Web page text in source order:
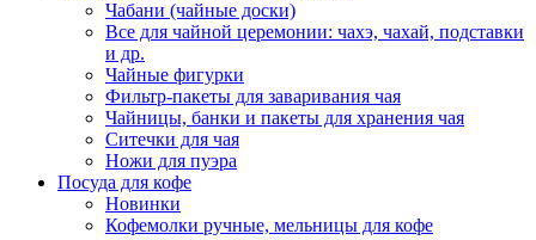
Чабани (чайные доски)
Все для чайной церемонии: чахэ, чахай, подставки
и др.
Чайные фигурки
Фильтр-пакеты для заваривания чая
Чайницы, банки и пакеты для хранения чая
Ситечки для чая
Ножи для пуэра
Посуда для кофе
Новинки
Кофемолки ручные, мельницы для кофе